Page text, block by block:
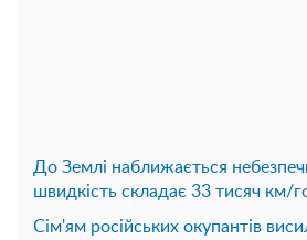
До Землі наближається
швидкість складає 33 тисяч км/
Сім'ям російських окупантів